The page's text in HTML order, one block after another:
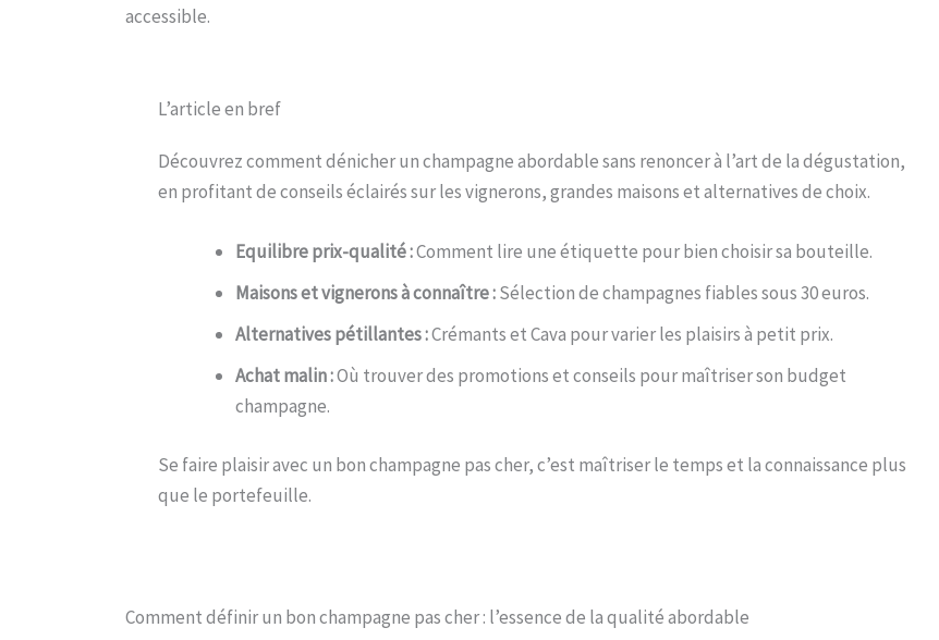
accessible.
L’article en bref
Découvrez comment dénicher un champagne abordable sans renoncer à l’art de la dégustation,
en profitant de conseils éclairés sur les vignerons, grandes maisons et alternatives de choix.
Equilibre prix-qualité :Comment lire une étiquette pour bien choisir sa bouteille.
Maisons et vignerons à connaître :Sélection de champagnes fiables sous 30 euros.
Alternatives pétillantes :Crémants et Cava pour varier les plaisirs à petit prix.
Achat malin :Où trouver des promotions et conseils pour maîtriser son budget
champagne.
Se faire plaisir avec un bon champagne pas cher, c’est maîtriser le temps et la connaissance plus
que le portefeuille.
Comment définir un bon champagne pas cher : l’essence de la qualité abordable